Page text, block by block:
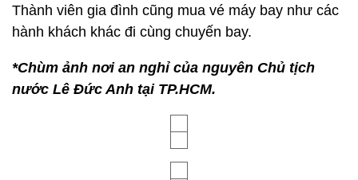
Thành viên gia đình cũng mua vé máy bay như các
hành khách khác đi cùng chuyến bay.
*Chùm ảnh nơi an nghỉ của nguyên Chủ tịch
nước Lê Đức Anh tại TP.HCM.